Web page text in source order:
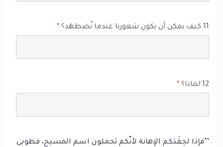
11 كيف يمكن أن يكون شعورنا عندما نُضطهَد؟ *
12 لماذا؟ *
’’فإذا لحِقَتكم الإهانة لأنّكم تحملون اسم المسيح، فطوبى